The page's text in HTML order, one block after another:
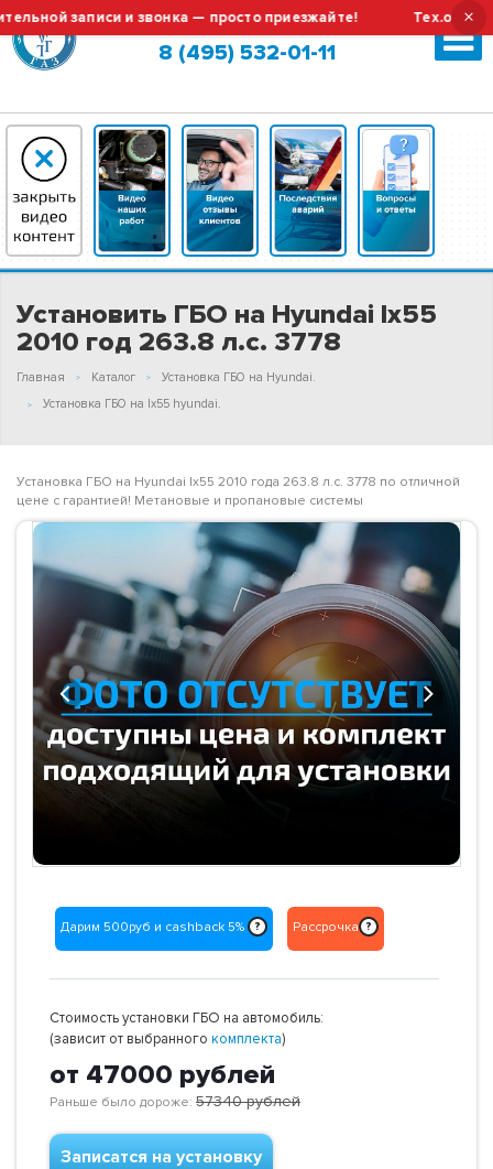
записи и звонка — просто приезжайте! ×
Москва (сменить город?)
8 (495) 532-01-11
Установить ГБО на Hyundai Ix55
2010 год 263.8 л.с. 3778
Главная Каталог
Установка ГБО на Hyundai.
Установка ГБО на Ix55 hyundai.
Установка ГБО на Hyundai Ix55 2010 года 263.8 л.с. 3778 по отличной
цене с гарантией! Метановые и пропановые системы
Previous Next
Дарим 500руб и cashback 5% ? Рассрочка ?
Стоимость установки ГБО на автомобиль:
(зависит от выбранного комплекта)
от 47000 рублей
Раньше было дороже: 57340рублей
Записатся на установку